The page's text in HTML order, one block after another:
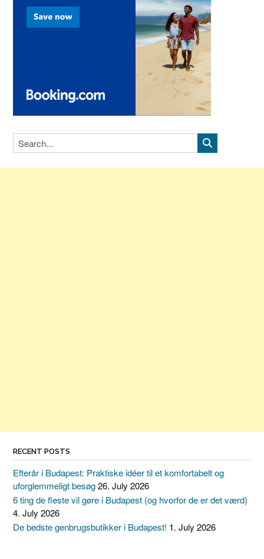
RECENT POSTS
Efterår i Budapest: Praktiske idéer til et komfortabelt og
uforglemmeligt besøg26. July 2026
6 ting de fleste vil gøre i Budapest (og hvorfor de er det værd)
4. July 2026
De bedste genbrugsbutikker i Budapest! 1. July 2026